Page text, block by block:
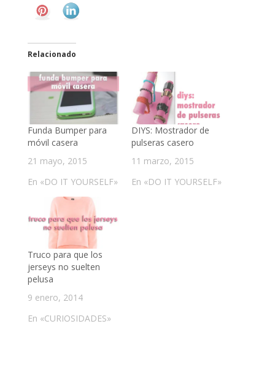
Relacionado
Funda Bumper para
móvil casera
21 mayo, 2015
En «DO IT YOURSELF»
DIYS: Mostrador de
pulseras casero
11 marzo, 2015
En «DO IT YOURSELF»
Truco para que los
jerseys no suelten
pelusa
9 enero, 2014
En «CURIOSIDADES»